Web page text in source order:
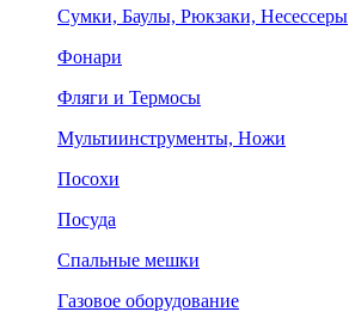
Сумки, Баулы, Рюкзаки, Несессеры
Фонари
Фляги и Термосы
Мультиинструменты, Ножи
Посохи
Посуда
Спальные мешки
Газовое оборудование